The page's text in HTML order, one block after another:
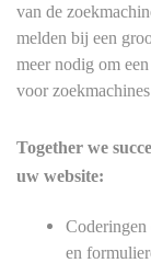
van de
melden bij een
meer nodig om
voor
Together we
uw website:
Coderingen
en